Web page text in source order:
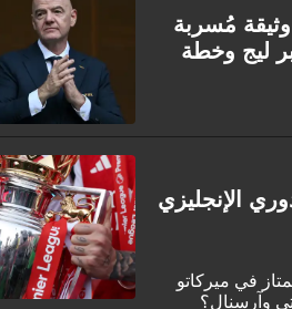
مُسربة
ليج وخطة
الإنجليزي
في ميركاتو